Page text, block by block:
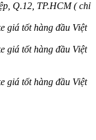
Q.12, TP.HCM ( chỉ